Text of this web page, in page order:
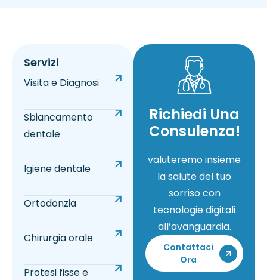
Servizi
Visita e Diagnosi
Sbiancamento
dentale
Igiene dentale
Ortodonzia
Chirurgia orale
Protesi fisse e
Richiedi Una
Consulenza!
valuteremo insieme
la salute del tuo
sorriso con
tecnologie digitali
all’avanguardia.
Contattaci
Ora